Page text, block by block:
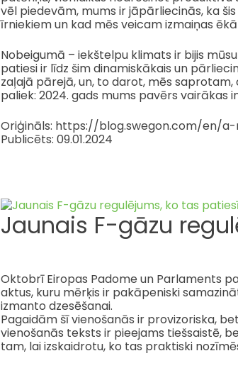
vēl piedevām, mums ir jāpārliecinās, ka
īrniekiem un kad mēs veicam izmaiņas
Nobeigumā – iekštelpu klimats ir bijis
patiesi ir līdz šim dinamiskākais un
zaļajā pārejā, un, to darot, mēs
paliek: 2024. gads mums pavērs
Oriģināls: https://blog.swegon.com/en/
Publicēts: 09.01.2024
Jaunais F-gāzu
Oktobrī Eiropas Padome un Parlaments
aktus, kuru mērķis ir pakāpeniski
izmanto dzesēšanai.
Pagaidām šī vienošanās ir provizoriska,
vienošanās teksts ir pieejams tiešsaistē,
tam, lai izskaidrotu, ko tas praktiski